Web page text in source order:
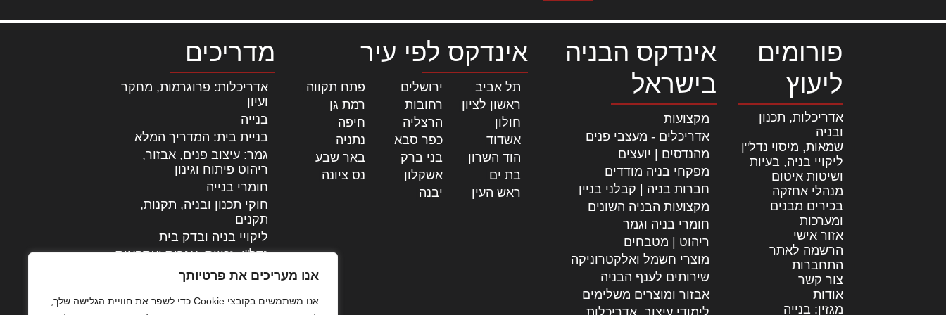
אנו מעריכים את פרטיותך
אנו משתמשים בקובצי Cookie כדי לשפר את חוויית הגלישה שלך,
פורומים
ליעוץ
אדריכלות, תכנון
ובניה
שמאות, מיסוי נדל"ן
ליקויי בניה, בעיות
ושיטות איטום
מנהלי אחזקה
בכירים מבנים
ומערכות
אזור אישי
הרשמה לאתר
התחברות
צור קשר
אודות
מגזין: בנייה
אינדקס הבניה
בישראל
מקצועות
אדריכלים - מעצבי פנים
מהנדסים | יועצים
מפקחי בניה מודדים
חברות בניה | קבלני בניין
מקצועות הבניה השונים
חומרי בניה וגמר
ריהוט | מטבחים
מוצרי חשמל ואלקטרוניקה
שירותים לענף הבניה
אבזור ומוצרים משלימים
לימודי עיצוב, אדריכלות,
אינדקס לפי עיר
תל אביב ירושלים פתח תקווה
ראשון לציון
רחובות| רמת גן
חולון
הרצליה חיפה
אשדוד
כפר סבא| נתניה
הוד השרון
בני ברק באר שבע
בת ים
אשקלון נס ציונה
ראש העין
יבנה
מדריכים
אדריכלות: פרוגרמות, מחקר
ועיון
בנייה
בניית בית: המדריך המלא
גמר: עיצוב פנים, אבזור,
ריהוט פיתוח וגינון
חומרי בנייה
חוקי תכנון ובניה, תקנות,
תקנים
ליקויי בניה ובדק בית
נדל"ן: זכויות, אגרות ועסקאות
עיצוב הבית
מתקדמות